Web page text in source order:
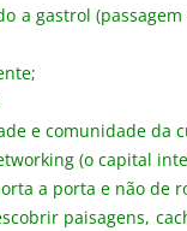
a gastrol
e comunidade da
(o capital
a porta e não de
paisagens,